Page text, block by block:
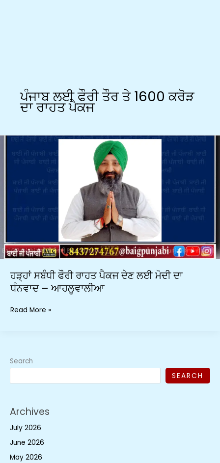
ਪੰਜਾਬ ਲਈ ਫੌਰੀ ਤੌਰ ਤੇ 1600 ਕਰੋੜ
ਦਾ ਰਾਹਤ ਪੈਕਜ
ਹੜ੍ਹਾਂ ਸਬੰਧੀ ਫੌਰੀ ਰਾਹਤ ਪੈਕਜ ਦੇਣ ਲਈ ਮੋਦੀ ਦਾ
ਧੰਨਵਾਦ – ਆਹਲੂਵਾਲੀਆ
ਪੈਕਜ
–
ਆਹਲੂਵਾਲੀਆ
Read More »
Search
SEARCH
Archives
July 2026
June 2026
May 2026